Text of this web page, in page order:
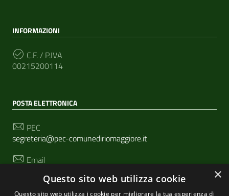
INFORMAZIONI
C.F. / P.IVA
00215200114
POSTA ELETTRONICA
PEC
segreteria@pec-comunediriomaggiore.it
Email
×
Questo sito web utilizza cookie
Questo sito web utilizza i cookie per migliorare la tua esperienza di